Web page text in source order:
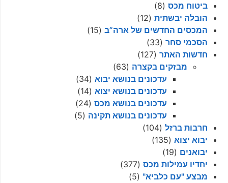
ביטוח מכס (8)
הובלה יבשתית (12)
המכסים החדשים של ארה”ב (15)
הסכמי סחר (33)
חדשות האתר (127)
מבזקים בקצרה (63)
עדכונים בנושא יבוא (34)
עדכונים בנושא יצוא (14)
עדכונים בנושא מכס (24)
עדכונים בנושא תקינה (5)
חרבות ברזל (104)
יבוא יצוא (135)
יבואנים (19)
יחדיו עמילות מכס (377)
מבצע "עם כלביא" (5)